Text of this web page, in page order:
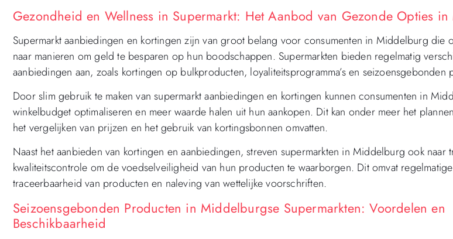
Gezondheid en Wellness in Supermarkt: Het Aanbod van Gezonde Opties
Supermarkt aanbiedingen en kortingen zijn van groot belang voor consumenten in Middelburg die
naar manieren om geld te besparen op hun boodschappen. Supermarkten bieden regelmatig
aanbiedingen aan, zoals kortingen op bulkproducten, loyaliteitsprogramma’s en seizoensgebonden
Door slim gebruik te maken van supermarkt aanbiedingen en kortingen kunnen consumenten in
winkelbudget optimaliseren en meer waarde halen uit hun aankopen. Dit kan onder meer het
het vergelijken van prijzen en het gebruik van kortingsbonnen omvatten.
Naast het aanbieden van kortingen en aanbiedingen, streven supermarkten in Middelburg ook naar
kwaliteitscontrole om de voedselveiligheid van hun producten te waarborgen. Dit omvat
traceerbaarheid van producten en naleving van wettelijke voorschriften.
Seizoensgebonden Producten in Middelburgse Supermarkten: Voordelen en
Beschikbaarheid